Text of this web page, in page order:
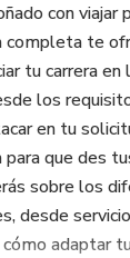
con viajar
completa te
tu carrera
los
en tu
que des
sobre los
desde
adaptar